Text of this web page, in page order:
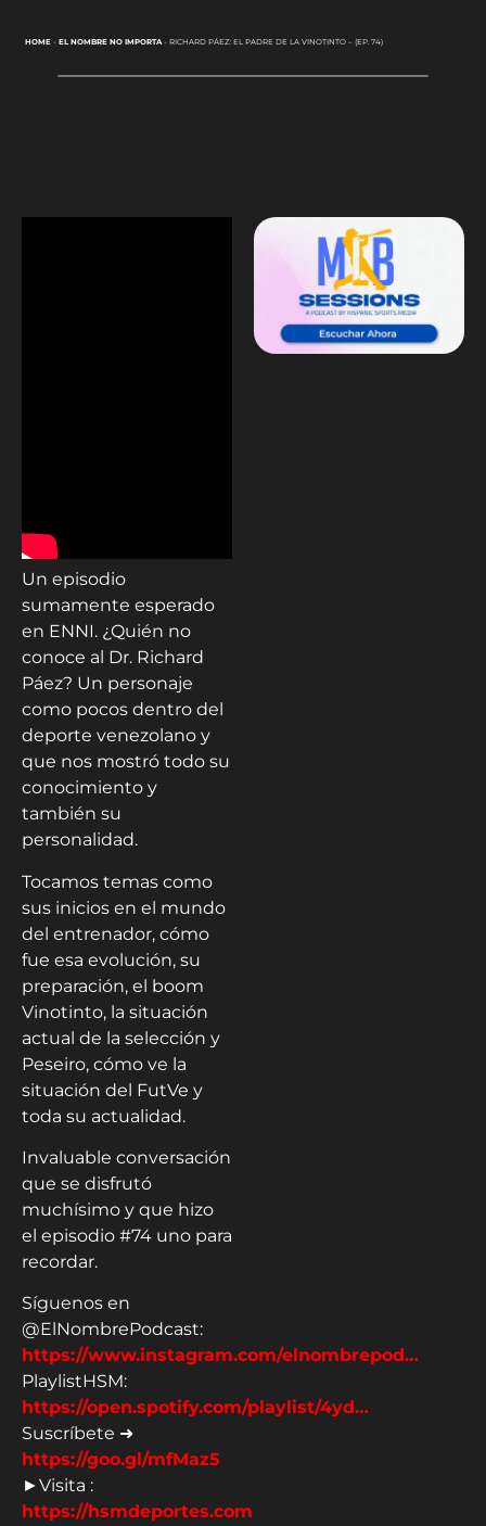
HOME- EL NOMBRE NO IMPORTA- RICHARD PÁEZ: EL PADRE DE LA VINOTINTO – (EP. 74)
Un episodio
sumamente esperado
en ENNI. ¿Quién no
conoce al Dr. Richard
Páez? Un personaje
como pocos dentro del
deporte venezolano y
que nos mostró todo su
conocimiento y
también su
personalidad.
Tocamos temas como
sus inicios en el mundo
del entrenador, cómo
fue esa evolución, su
preparación, el boom
Vinotinto, la situación
actual de la selección y
Peseiro, cómo ve la
situación del FutVe y
toda su actualidad.
Invaluable conversación
que se disfrutó
muchísimo y que hizo
el episodio #74 uno para
recordar.
Síguenos en
@ElNombrePodcast:
https://www.instagram.com/elnombrepod…
PlaylistHSM:
https://open.spotify.com/playlist/4yd…
Suscríbete ➜
https://goo.gl/mfMaz5​​​​​​​
►Visita :
https://hsmdeportes.com​​​​​​​